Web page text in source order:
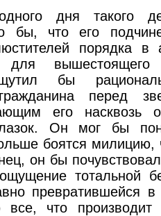
дня такого
бы, что его
порядка в
вышестоящего
бы
перед
его насквозь
Он мог бы
боятся милицию,
он бы
тотальной
превратившейся в
что производит